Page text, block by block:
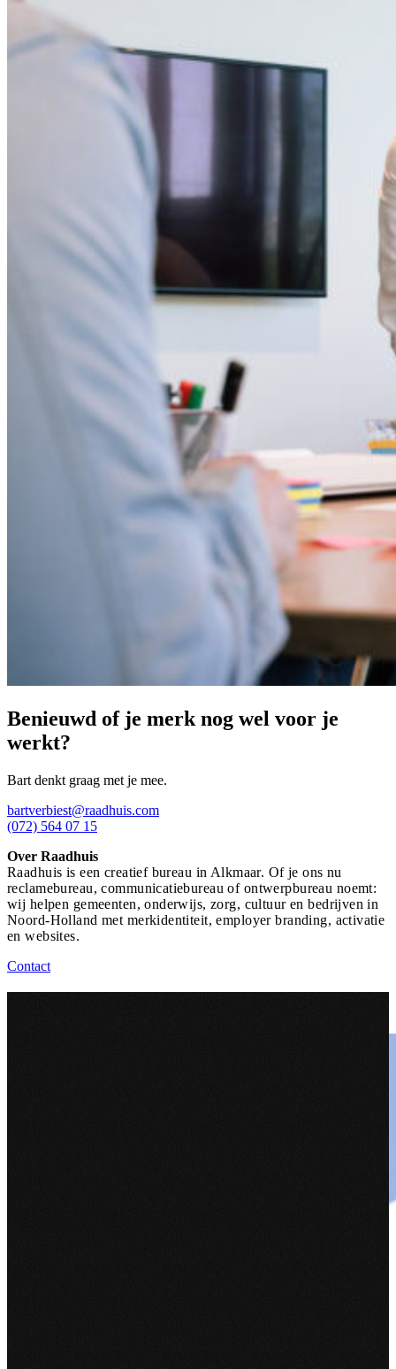
Benieuwd of je merk nog wel voor je
werkt?
Bart denkt graag met je mee.
bartverbiest@raadhuis.com
(072) 564 07 15
Over Raadhuis
Raadhuis is een creatief bureau in Alkmaar. Of je ons nu
reclamebureau, communicatiebureau of ontwerpbureau noemt:
wij helpen gemeenten, onderwijs, zorg, cultuur en bedrijven in
Noord-Holland met merkidentiteit, employer branding, activatie
en websites.
Contact